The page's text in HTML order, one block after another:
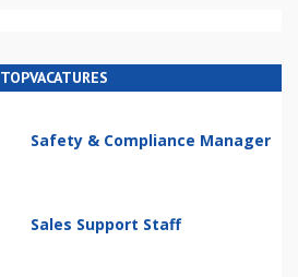
TOPVACATURES
Safety & Compliance Manager
Sales Support Staff